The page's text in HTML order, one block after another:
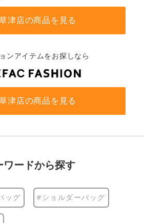
津店の商品を見る
ンアイテムをお探しなら
津店の商品を見る
ワードから探す
ッグ #ショルダーバッグ